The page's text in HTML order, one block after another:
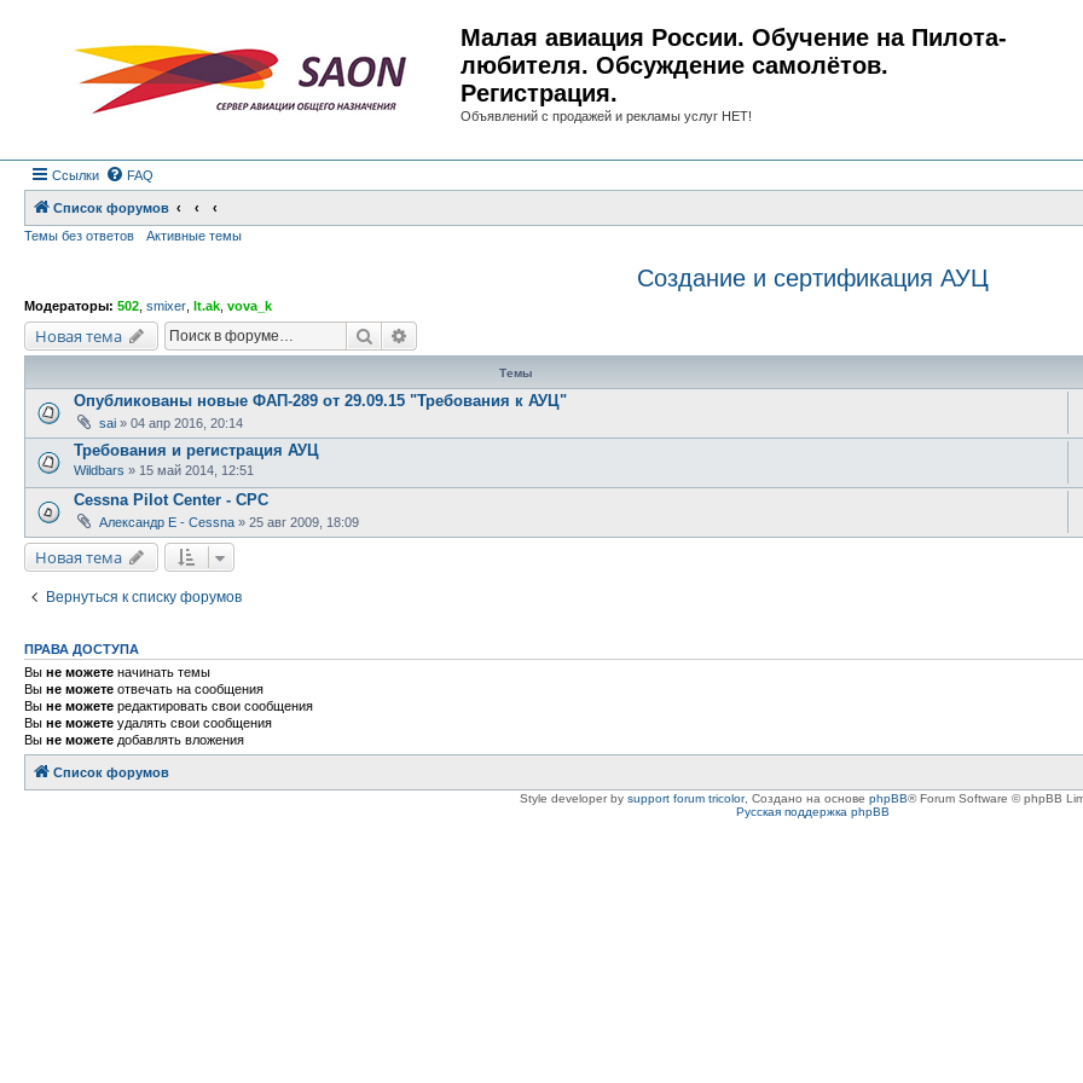
Малая авиация России. Обучение на Пилота-
любителя. Обсуждение самолётов.
Регистрация.
Объявлений с продажей и рекламы услуг НЕТ!
Ссылки FAQ
Список форумов
Темы без ответов
Активные темы
Создание и сертификация АУЦ
Модераторы: 502 smixer lt.ak vova_k
Новая тема Поиск
Темы
Опубликованы новые ФАП-289 от 29.09.15 "Требования к АУЦ"
sai » 04 апр 2016, 20:14
Требования и регистрация АУЦ
Wildbars » 15 май 2014, 12:51
Cessna Pilot Center - CPC
Александр E - Cessna » 25 авг 2009, 18:09
Новая тема
Вернуться к списку форумов
ПРАВА ДОСТУПА
Вы не можете начинать темы
Вы не можете отвечать на сообщения
Вы не можете редактировать свои сообщения
Вы не можете удалять свои сообщения
Вы не можете добавлять вложения
Список форумов
Style developer by support forum tricolor, Создано на основе phpBB® Forum Software © phpBB
Русская поддержка phpBB